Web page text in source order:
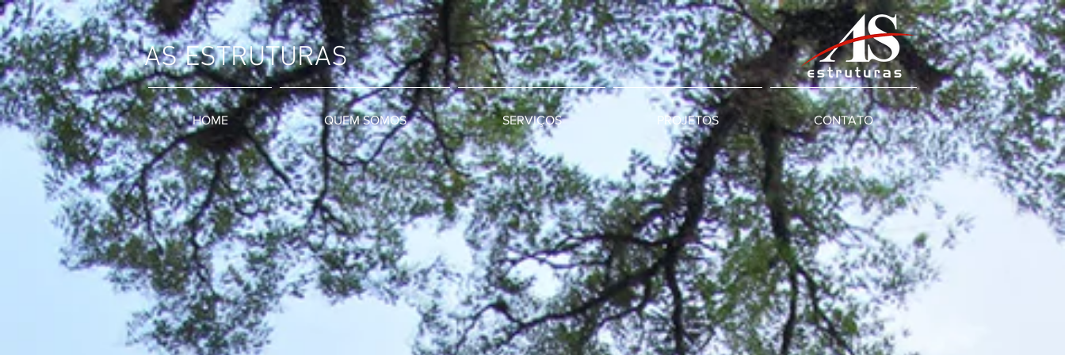
HOME QUEM SOMOS SERVIÇOS PROJETOS CONTATO
AS ESTRUTURAS